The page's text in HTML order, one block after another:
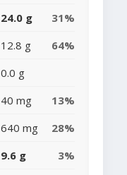
24.0 g
31%
12.8 g
64%
0.0 g
40 mg
13%
640 mg
28%
9.6 g
3%